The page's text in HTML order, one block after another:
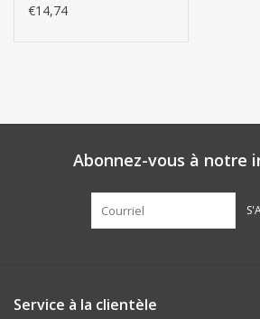
€14,74
Abonnez-vous à notre
Service à la clientèle